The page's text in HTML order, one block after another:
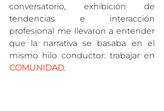
conversatorio, exhibición de
tendencias e interacción
profesional me llevaron a entender
que la narrativa se basaba en el
COMUNIDAD.